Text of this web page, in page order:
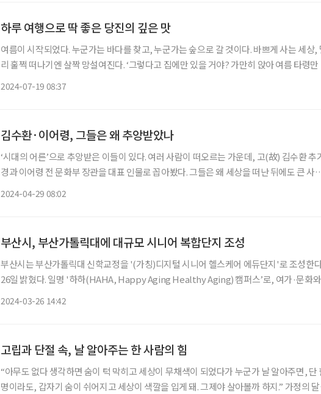
하루 여행으로 딱 좋은 당진의 깊은 맛
여름이 시작되었다. 누군가는 바다를 찾고, 누군가는 숲으로 갈 것이다. 바쁘게 사는 세상,
리 훌쩍 떠나기엔 살짝 망설여진다. ‘그렇다고 집에만 있을 거야? 가만히 앉아 여름 타령만
2024-07-19 08:37
김수환·이어령, 그들은 왜 추앙받았나
‘시대의 어른’으로 추앙받은 이들이 있다. 여러 사람이 떠오르는 가운데, 고(故) 김수환 추
경과 이어령 전 문화부 장관을 대표 인물로 꼽아봤다. 그들은 왜 세상을 떠난 뒤에도 큰 사람
2024-04-29 08:02
부산시, 부산가톨릭대에 대규모 시니어 복합단지 조성
부산시는 부산가톨릭대 신학교정을 '(가칭)디지털 시니어 헬스케어 에듀단지'로 조성한
26일 밝혔다. 일명 '하하(HAHA, Happy Aging Healthy Aging) 캠퍼스’로, 여가·문화와 학
2024-03-26 14:42
고립과 단절 속, 날 알아주는 한 사람의 힘
“아무도 없다 생각하면 숨이 턱 막히고 세상이 무채색이 되었다가 누군가 날 알아주면, 단
명이라도, 갑자기 숨이 쉬어지고 세상이 색깔을 입게 돼. 그제야 살아볼까 하지.” 가정의